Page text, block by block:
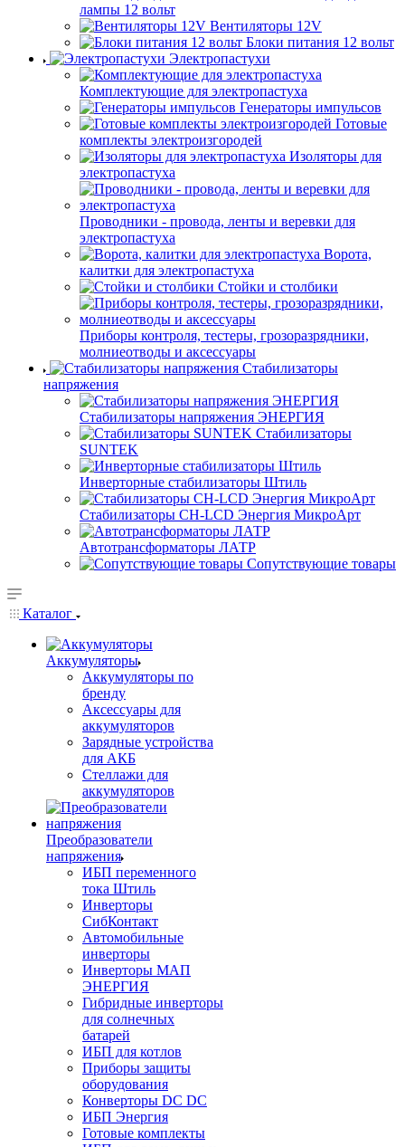
лампы 12 вольт
Вентиляторы 12V
Блоки питания 12 вольт
Электропастухи
Комплектующие для электропастуха
Генераторы импульсов
Готовые
комплекты электроизгородей
Изоляторы для
электропастуха
Проводники - провода, ленты и веревки для
электропастуха
Ворота,
калитки для электропастуха
Стойки и столбики
Приборы контроля, тестеры, грозоразрядники,
молниеотводы и аксессуары
Стабилизаторы
напряжения
Стабилизаторы напряжения ЭНЕРГИЯ
Стабилизаторы
SUNTEK
Инверторные стабилизаторы Штиль
Стабилизаторы СН-LCD Энepгия МикроАрт
Автотрансформаторы ЛАТР
Сопутствующие товары
Каталог
Аккумуляторы
Аккумуляторы по
бренду
Аксессуары для
аккумуляторов
Зарядные устройства
для АКБ
Стеллажи для
аккумуляторов
Преобразователи
напряжения
ИБП переменного
тока Штиль
Инверторы
СибКонтакт
Автомобильные
инверторы
Инверторы МАП
ЭНЕРГИЯ
Гибридные инверторы
для солнечных
батарей
ИБП для котлов
Приборы защиты
оборудования
Конверторы DC DC
ИБП Энергия
Готовые комплекты